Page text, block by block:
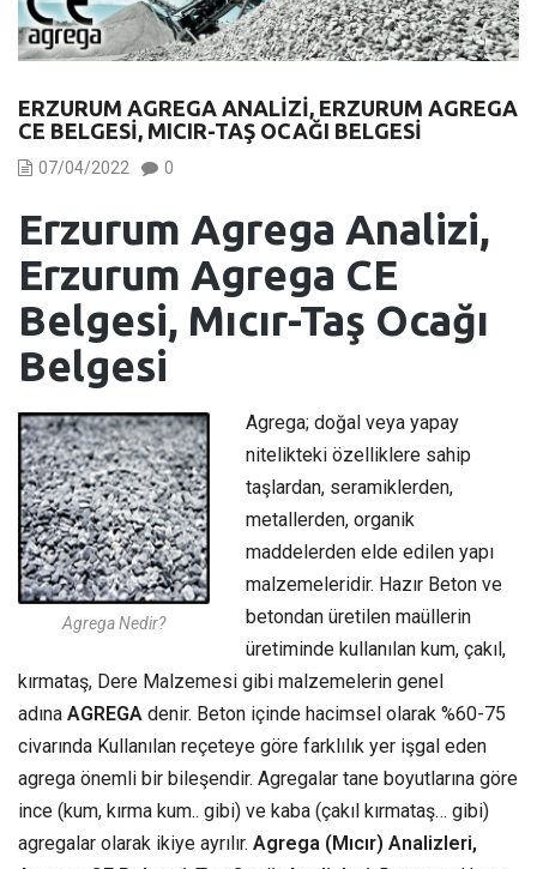
ERZURUM AGREGA ANALIZI, ERZURUM AGREGA
CE BELGESI, MICIR-TAŞ OCAĞI BELGESI
07/04/2022 0
Erzurum Agrega Analizi,
Erzurum Agrega CE
Belgesi, Mıcır-Taş Ocağı
Belgesi
Agrega Nedir?
Agrega; doğal veya yapay
nitelikteki özelliklere sahip
taşlardan, seramiklerden,
metallerden, organik
maddelerden elde edilen yapı
malzemeleridir. Hazır Beton ve
betondan üretilen maüllerin
üretiminde kullanılan kum, çakıl,
kırmataş, Dere Malzemesi gibi malzemelerin genel
adına AGREGA denir. Beton içinde hacimsel olarak %60-75
civarında Kullanılan reçeteye göre farklılık yer işgal eden
agrega önemli bir bileşendir. Agregalar tane boyutlarına göre
ince (kum, kırma kum.. gibi) ve kaba (çakıl kırmataş… gibi)
agregalar olarak ikiye ayrılır. Agrega (Mıcır) Analizleri,